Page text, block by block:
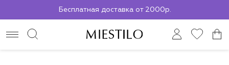
Бесплатная доставка от 2000р.
По всей России до ПВЗ СДЭК